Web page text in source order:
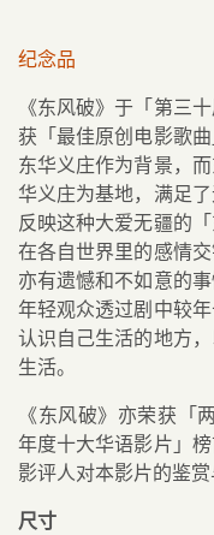
纪念品
《东风破》于「第三
获「最佳原创电影歌
东华义庄作为背景，
华义庄为基地，满足
反映这种大爱无疆的
在各自世界里的感情
亦有遗憾和不如意的
年轻观众透过剧中较
认识自己生活的地方
生活。
《东风破》亦荣获「
年度十大华语影片」
影评人对本影片的鉴赏
尺寸